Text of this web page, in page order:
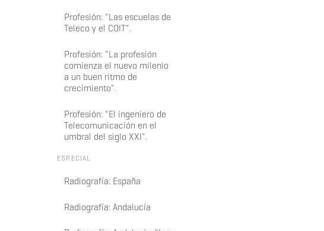
Profesión: "Las escuelas de
Teleco y el COIT".
Profesión: "La profesión
comienza el nuevo milenio
a un buen ritmo de
crecimiento".
Profesión: "El ingeniero de
Telecomunicación en el
umbral del siglo XXI".
ESPECIAL
Radiografía: España
Radiografía: Andalucía